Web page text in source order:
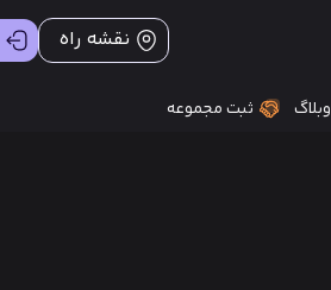
نقشه راه
وبلاگ ثبت مجموعه